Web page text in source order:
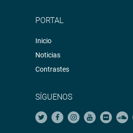
PORTAL
Inicio
Noticias
Contrastes
SÍGUENOS